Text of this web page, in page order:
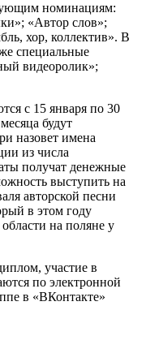
номинациям:
«Автор слов»;
хор, коллектив». В
специальные
видеоролик»;
с 15 января по 30
будут
назовет имена
из числа
получат денежные
выступить на
авторской песни
в этом году
на поляне у
участие в
по электронной
в «ВКонтакте»